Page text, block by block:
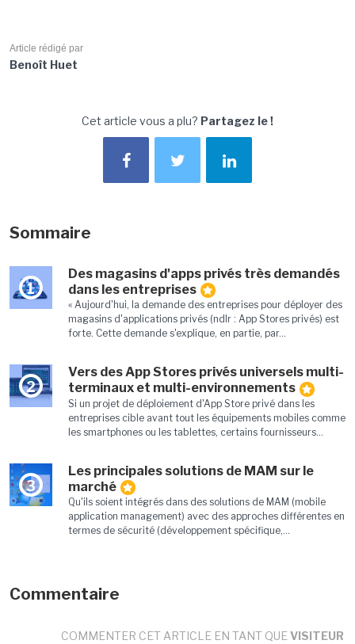
Article rédigé par
Benoît Huet
Cet article vous a plu? Partagez le !
Sommaire
1
Des magasins d'apps privés très demandés
dans les entreprises
« Aujourd'hui, la demande des entreprises pour déployer des
magasins d'applications privés (ndlr : App Stores privés) est
forte. Cette demande s'explique, en partie, par...
2
Vers des App Stores privés universels multi-
terminaux et multi-environnements
Si un projet de déploiement d'App Store privé dans les
entreprises cible avant tout les équipements mobiles comme
les smartphones ou les tablettes, certains fournisseurs...
3
Les principales solutions de MAM sur le
marché
Qu'ils soient intégrés dans des solutions de MAM (mobile
application management) avec des approches différentes en
termes de sécurité (développement spécifique,...
Commentaire
COMMENTER CET ARTICLE EN TANT QUE VISITEUR